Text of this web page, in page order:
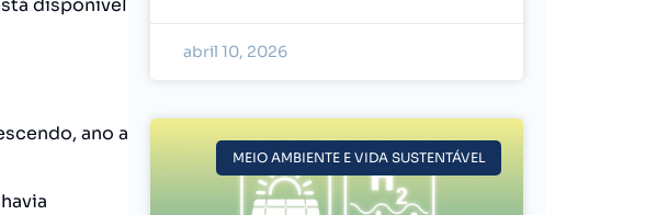
disponível
ano a
abril 10, 2026
MEIO AMBIENTE E VIDA SUSTENTÁVEL